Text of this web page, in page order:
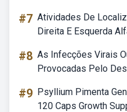
#7 Atividades De
Direita E Esquerda
#8 As Infecções Virais
Provocadas Pelo
#9 Psyllium Pimenta
120 Caps Growth